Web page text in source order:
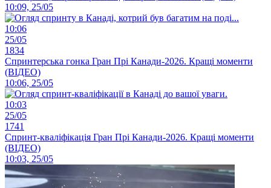
10:09, 25/05
10:06
25/05
1834
Спринтерська гонка Гран Прі Канади-2026. Кращі моменти
(ВІДЕО)
10:06, 25/05
10:03
25/05
1741
Спринт-кваліфікація Гран Прі Канади-2026. Кращі моменти
(ВІДЕО)
10:03, 25/05